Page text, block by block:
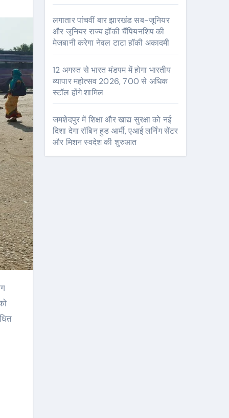
लगातार पांचवीं बार झारखंड सब-जूनियर
और जूनियर राज्य हॉकी चैंपियनशिप की
मेजबानी करेगा नेवल टाटा हॉकी अकादमी
12 अगस्त से भारत मंडपम में होगा भारतीय
व्यापार महोत्सव 2026, 700 से अधिक
स्टॉल होंगे शामिल
जमशेदपुर में शिक्षा और खाद्य सुरक्षा को नई
दिशा देगा रॉबिन हुड आर्मी, एआई लर्निंग सेंटर
और मिशन स्वदेश की शुरुआत